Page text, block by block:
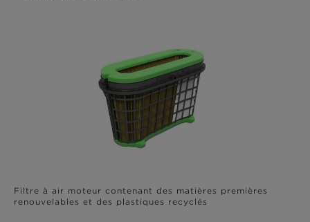
Filtre à air moteur contenant des matières premières
renouvelables et des plastiques recyclés